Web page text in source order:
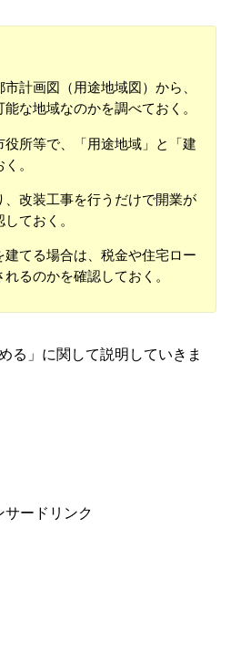
計画図（用途地域図）から、
な地域なのかを調べておく。
所等で、「用途地域」と「建
。
改装工事を行うだけで開業が
ておく。
建てる場合は、税金や住宅ロー
るのかを確認しておく。
る」に関して説明していきま
サードリンク